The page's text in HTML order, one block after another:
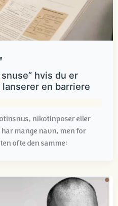
hvis du er
en barriere
nikotinposer eller
mange navn, men for
ofte den samme: